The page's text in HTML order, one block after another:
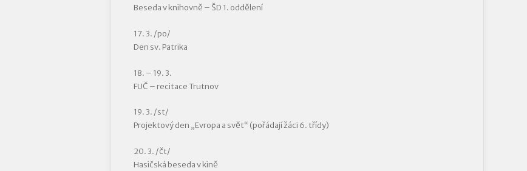
Beseda v knihovně – ŠD 1. oddělení
17. 3. /po/
Den sv. Patrika
18. – 19. 3.
FUČ – recitace Trutnov
19. 3. /st/
Projektový den „Evropa a svět“ (pořádají žáci 6. třídy)
20. 3. /čt/
Hasičská beseda v kině